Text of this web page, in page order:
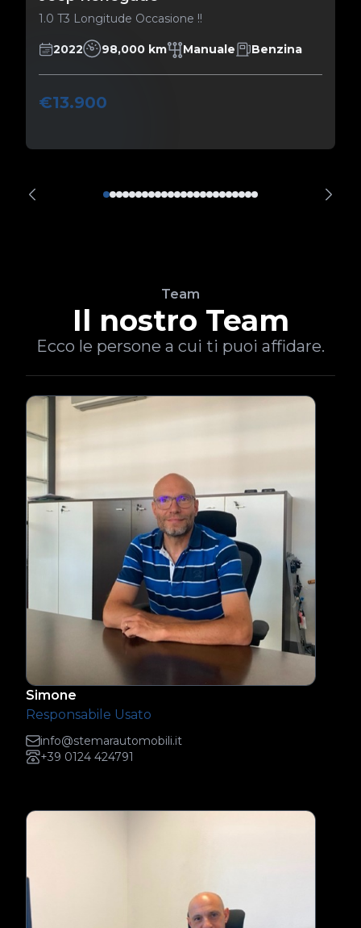
1.0 T3 Longitude Occasione !!
2022 98,000 km Manuale Benzina
€13.900
Team
Il nostro Team
Ecco le persone a cui ti puoi affidare.
Simone
Responsabile Usato
info@stemarautomobili.it
+39 0124 424791